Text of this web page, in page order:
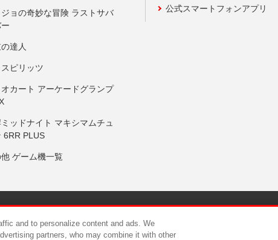
ョの奇妙な冒険 ラストサバ
達人
ピリッツ
カート アーケードグランプ
ッドナイト マキシマムチュ
6RR PLUS
ゲーム機一覧
公式スマートフォンアプリ
and to personalize content and ads. We
partners, who may combine it with other